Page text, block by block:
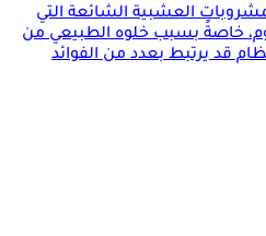
العشبية الشائعة التي
خاصةً بسبب خلوه الطبيعي من
قد يرتبط بعدد من الفوائد